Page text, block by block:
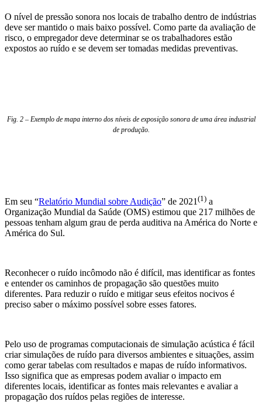
O nível de pressão sonora nos locais de trabalho dentro de indústrias
deve ser mantido o mais baixo possível. Como parte da avaliação de
risco, o empregador deve determinar se os trabalhadores estão
expostos ao ruído e se devem ser tomadas medidas preventivas.
Fig. 2 – Exemplo de mapa interno dos níveis de exposição sonora de uma área industrial
de produção.
Em seu “Relatório Mundial sobre Audição” de 2021(1) a
Organização Mundial da Saúde (OMS) estimou que 217 milhões de
pessoas tenham algum grau de perda auditiva na América do Norte e
América do Sul.
Reconhecer o ruído incômodo não é difícil, mas identificar as fontes
e entender os caminhos de propagação são questões muito
diferentes. Para reduzir o ruído e mitigar seus efeitos nocivos é
preciso saber o máximo possível sobre esses fatores.
Pelo uso de programas computacionais de simulação acústica é fácil
criar simulações de ruído para diversos ambientes e situações, assim
como gerar tabelas com resultados e mapas de ruído informativos.
Isso significa que as empresas podem avaliar o impacto em
diferentes locais, identificar as fontes mais relevantes e avaliar a
propagação dos ruídos pelas regiões de interesse.